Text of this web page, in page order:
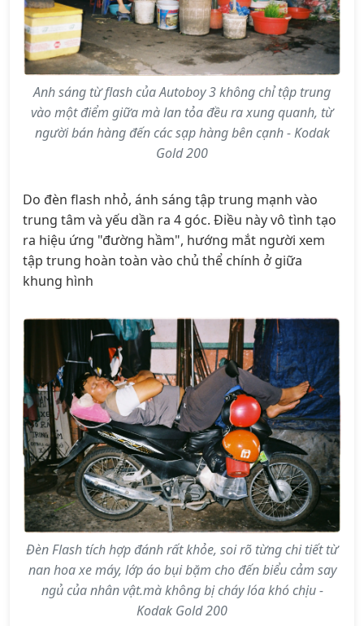
Anh sáng từ flash của Autoboy 3 không chỉ tập trung
vào một điểm giữa mà lan tỏa đều ra xung quanh, từ
người bán hàng đến các sạp hàng bên cạnh - Kodak
Gold 200
Do đèn flash nhỏ, ánh sáng tập trung mạnh vào
trung tâm và yếu dần ra 4 góc. Điều này vô tình tạo
ra hiệu ứng "đường hầm", hướng mắt người xem
tập trung hoàn toàn vào chủ thể chính ở giữa
khung hình
Đèn Flash tích hợp đánh rất khỏe, soi rõ từng chi tiết từ
nan hoa xe máy, lớp áo bụi bặm cho đến biểu cảm say
ngủ của nhân vật.mà không bị cháy lóa khó chịu -
Kodak Gold 200